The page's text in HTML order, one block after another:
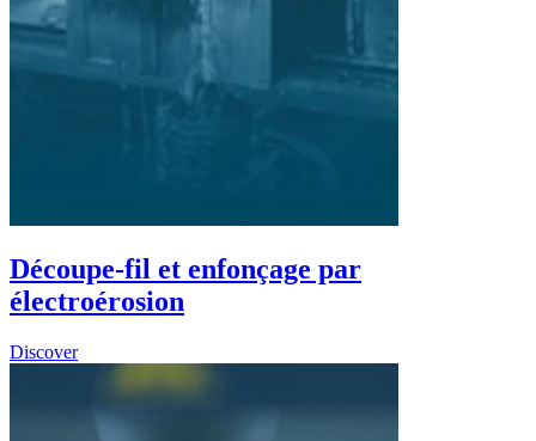
Découpe-fil et enfonçage par
électroérosion
Discover